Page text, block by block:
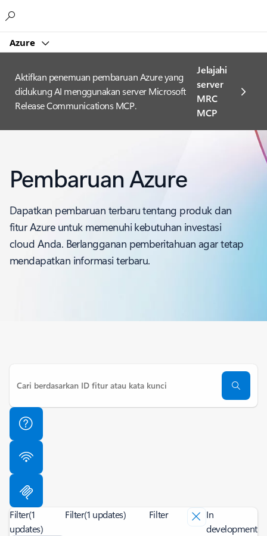
Azure
Aktifkan penemuan pembaruan Azure yang
didukung AI menggunakan server Microsoft
Release Communications MCP.
Jelajahi
server
MRC
MCP
Pembaruan Azure
Dapatkan pembaruan terbaru tentang produk dan
fitur Azure untuk memenuhi kebutuhan investasi
cloud Anda. Berlangganan pemberitahuan agar tetap
mendapatkan informasi terbaru.
Filter(1
updates)
Filter(1 updates) Filter
In
development